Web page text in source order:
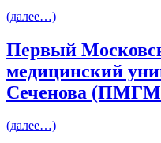
(далее…)
Первый
медицинский
Сеченова
(далее…)